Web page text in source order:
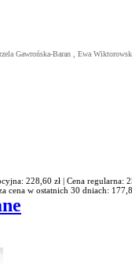
Gawrońska-Baran , Ewa
228,60 zł | Cena regularna:
cena w ostatnich 30 dniach: